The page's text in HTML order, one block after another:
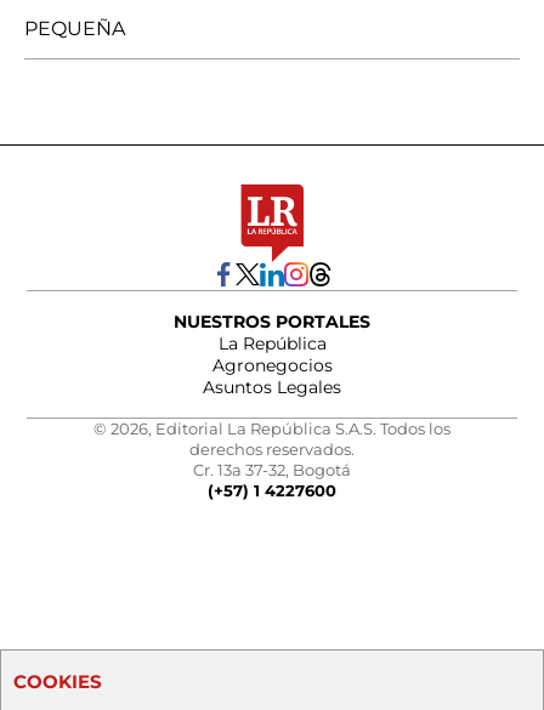
PEQUEÑA
NUESTROS PORTALES
La República
Agronegocios
Asuntos Legales
© 2026, Editorial La República S.A.S. Todos los
derechos reservados.
Cr. 13a 37-32, Bogotá
(+57) 1 4227600
COOKIES